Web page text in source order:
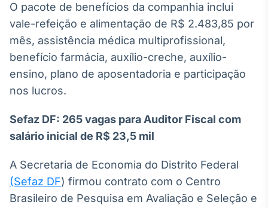
analisar fundos
de investimento
no Brasil
IA
Em breve
BroadFast
O pacote de benefícios da companhia inclui
vale-refeição e alimentação de R$ 2.483,85 por
mês, assistência médica multiprofissional,
benefício farmácia, auxílio-creche, auxílio-
ensino, plano de aposentadoria e participação
nos lucros.
Sefaz DF: 265 vagas para Auditor Fiscal com
salário inicial de R$ 23,5 mil
A Secretaria de Economia do Distrito Federal
(Sefaz DF) firmou contrato com o Centro
Brasileiro de Pesquisa em Avaliação e Seleção e